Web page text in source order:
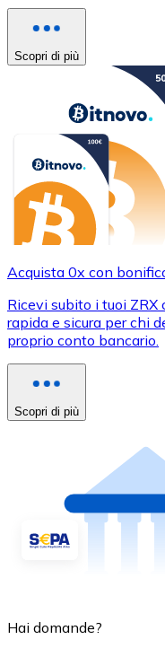
Scopri di più
Acquista 0x con
Ricevi subito i tuoi ZRX
rapida e sicura per chi
proprio conto bancario.
Scopri di più
Hai domande?